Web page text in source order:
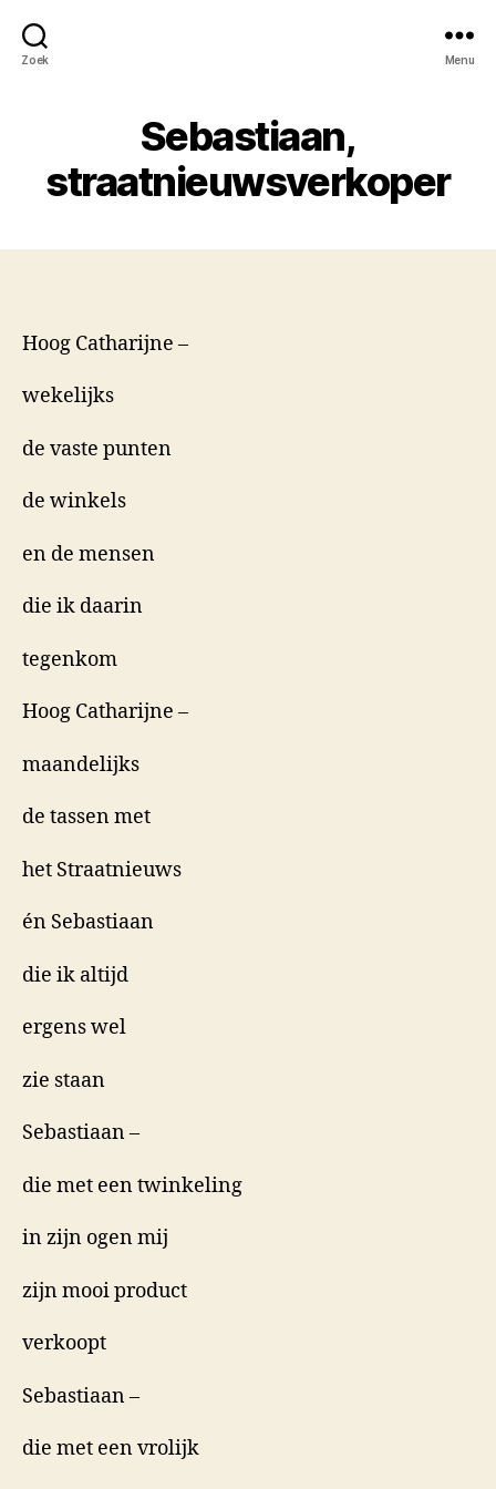
Zoek Menu
Sebastiaan,
straatnieuwsverkoper
Hoog Catharijne –
wekelijks
de vaste punten
de winkels
en de mensen
die ik daarin
tegenkom
Hoog Catharijne –
maandelijks
de tassen met
het Straatnieuws
én Sebastiaan
die ik altijd
ergens wel
zie staan
Sebastiaan –
die met een twinkeling
in zijn ogen mij
zijn mooi product
verkoopt
Sebastiaan –
die met een vrolijk